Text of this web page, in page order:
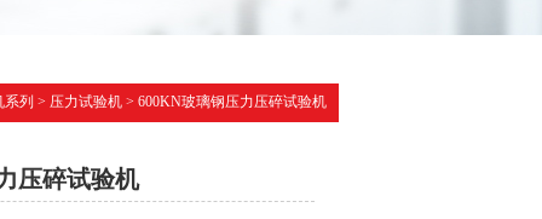
列 > 压力试验机> 600KN玻璃钢压力压碎试验机
压碎试验机